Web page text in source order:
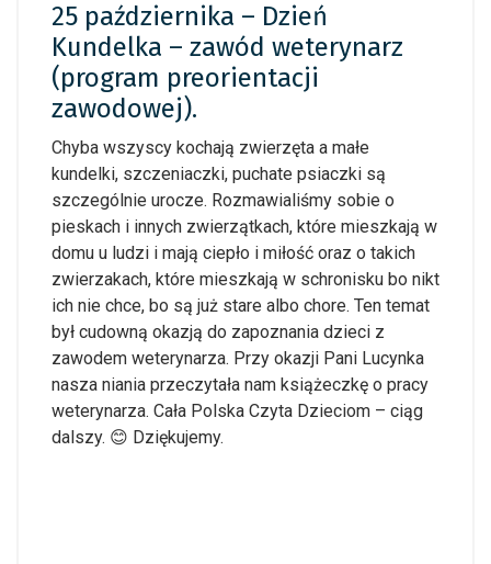
25 października – Dzień
Kundelka – zawód weterynarz
(program preorientacji
zawodowej).
Chyba wszyscy kochają zwierzęta a małe
kundelki, szczeniaczki, puchate psiaczki są
szczególnie urocze. Rozmawialiśmy sobie o
pieskach i innych zwierzątkach, które mieszkają w
domu u ludzi i mają ciepło i miłość oraz o takich
zwierzakach, które mieszkają w schronisku bo nikt
ich nie chce, bo są już stare albo chore. Ten temat
był cudowną okazją do zapoznania dzieci z
zawodem weterynarza. Przy okazji Pani Lucynka
nasza niania przeczytała nam książeczkę o pracy
weterynarza. Cała Polska Czyta Dzieciom – ciąg
dalszy. 😊 Dziękujemy.